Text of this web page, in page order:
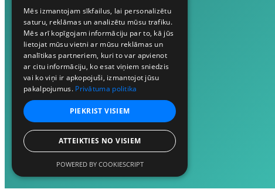
Mēs izmantojam sīkfailus, lai personalizētu
saturu, reklāmas un analizētu mūsu trafiku.
Mēs arī kopīgojam informāciju par to, kā jūs
lietojat mūsu vietni ar mūsu reklāmas un
analītikas partneriem, kuri to var apvienot
ar citu informāciju, ko esat viņiem sniedzis
vai ko viņi ir apkopojuši, izmantojot jūsu
pakalpojumus. Privātuma politika
PIEKRIST VISIEM
ATTEIKTIES NO VISIEM
POWERED BY COOKIESCRIPT